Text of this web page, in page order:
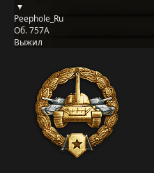
Peephole_Ru
Об. 757А
Выжил